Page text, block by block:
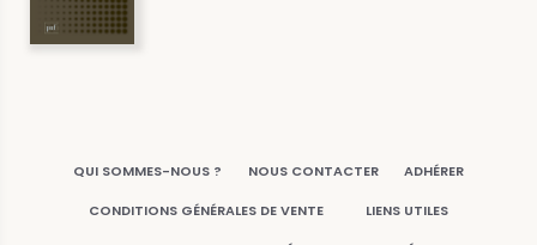
QUI SOMMES-NOUS ? NOUS CONTACTER ADHÉRER
CONDITIONS GÉNÉRALES DE VENTE LIENS UTILES